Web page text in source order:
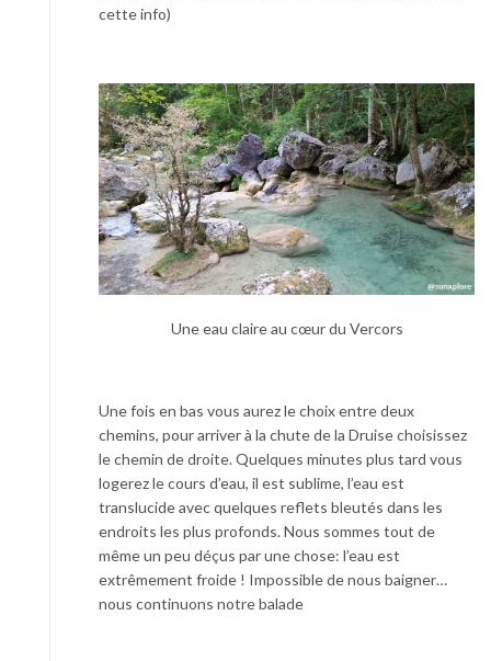
cette info)
Une eau claire au cœur du Vercors
Une fois en bas vous aurez le choix entre deux
chemins, pour arriver à la chute de la Druise choisissez
le chemin de droite. Quelques minutes plus tard vous
logerez le cours d’eau, il est sublime, l’eau est
translucide avec quelques reflets bleutés dans les
endroits les plus profonds. Nous sommes tout de
même un peu déçus par une chose: l’eau est
extrêmement froide ! Impossible de nous baigner…
nous continuons notre balade